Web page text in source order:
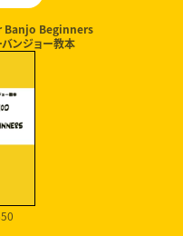
Banjo Beginners
ンジョー教本